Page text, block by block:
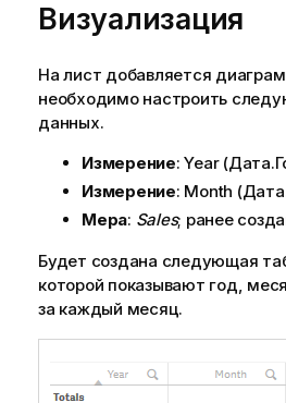
Визуализация
На лист добавляется
необходимо настроить
данных.
Измерение:Year
Измерение: Month
Мера: Sales; ранее
Будет создана следующая
которой показывают год,
за каждый месяц.